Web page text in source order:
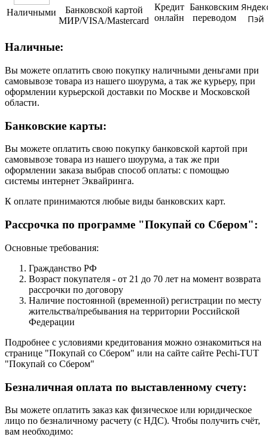
Наличными
Банковской картой
МИР/VISA/Mastercard
Кредит
онлайн
Банковским
переводом
Пэй
Наличные:
Вы можете оплатить свою покупку наличными деньгами при
самовывозе товара из нашего шоурума, а так же курьеру, при
оформлении курьерской доставки по Москве и Московской
области.
Банковские карты:
Вы можете оплатить свою покупку банковской картой при
самовывозе товара из нашего шоурума, а так же при
оформлении заказа выбрав способ оплаты: с помощью
системы интернет Эквайринга.
К оплате принимаются любые виды банковских карт.
Рассрочка по программе "Покупай со Сбером":
Основные требования:
Гражданство РФ
Возраст покупателя - от 21 до 70 лет на момент возврата
рассрочки по договору
Наличие постоянной (временной) регистрации по месту
жительства/пребывания на территории Российской
Федерации
Подробнее с условиями кредитования можно ознакомиться на
странице "Покупай со Сбером" или на сайте сайте Pechi-TUT
"Покупай со Сбером"
Безналичная оплата по выставленному счету:
Вы можете оплатить заказ как физическое или юридическое
лицо по безналичному расчету (с НДС). Чтобы получить счёт,
вам необходимо: